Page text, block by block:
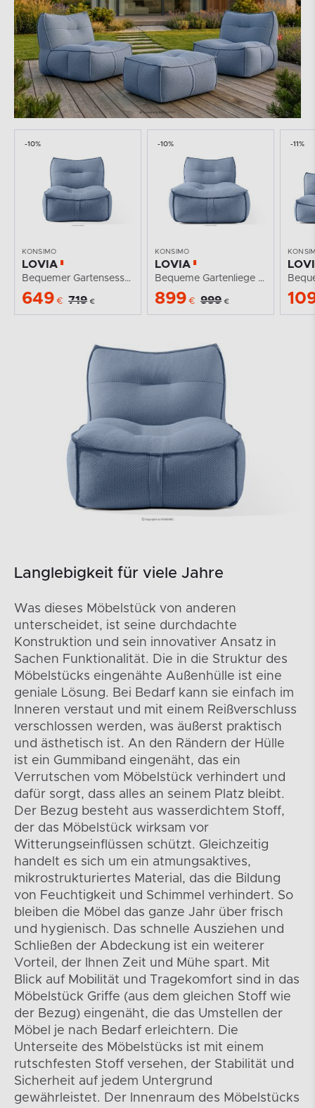
-10%
KONSIMO
LOVIA
Bequemer Gartensessel aus Outdoor-Gewebestoff...
649 € 719 €
-10%
KONSIMO
LOVIA
Bequeme Gartenliege aus gewebtem Outdoor-Stoff,...
899 € 999 €
-11%
Langlebigkeit für viele Jahre
Was dieses Möbelstück von anderen
unterscheidet, ist seine durchdachte
Konstruktion und sein innovativer Ansatz in
Sachen Funktionalität. Die in die Struktur des
Möbelstücks eingenähte Außenhülle ist eine
geniale Lösung. Bei Bedarf kann sie einfach im
Inneren verstaut und mit einem Reißverschluss
verschlossen werden, was äußerst praktisch
und ästhetisch ist. An den Rändern der Hülle
ist ein Gummiband eingenäht, das ein
Verrutschen vom Möbelstück verhindert und
dafür sorgt, dass alles an seinem Platz bleibt.
Der Bezug besteht aus wasserdichtem Stoff,
der das Möbelstück wirksam vor
Witterungseinflüssen schützt. Gleichzeitig
handelt es sich um ein atmungsaktives,
mikrostrukturiertes Material, das die Bildung
von Feuchtigkeit und Schimmel verhindert. So
bleiben die Möbel das ganze Jahr über frisch
und hygienisch. Das schnelle Ausziehen und
Schließen der Abdeckung ist ein weiterer
Vorteil, der Ihnen Zeit und Mühe spart. Mit
Blick auf Mobilität und Tragekomfort sind in das
Möbelstück Griffe (aus dem gleichen Stoff wie
der Bezug) eingenäht, die das Umstellen der
Möbel je nach Bedarf erleichtern. Die
Unterseite des Möbelstücks ist mit einem
rutschfesten Stoff versehen, der Stabilität und
Sicherheit auf jedem Untergrund
gewährleistet. Der Innenraum des Möbelstücks